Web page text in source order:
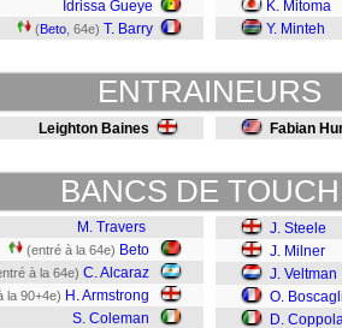
Idrissa Gueye
(Beto , 64e) T. Barry
K. Mitoma
Y. Minteh
ENTRAINEURS
Leighton Baines Fabian
BANCS DE
M. Travers
(entré à la 64e) Beto
à la 64e) C. Alcaraz
la 90+4e) H. Armstrong
S. Coleman
J. Steele
J. Milner
J. Veltman
O.
D.